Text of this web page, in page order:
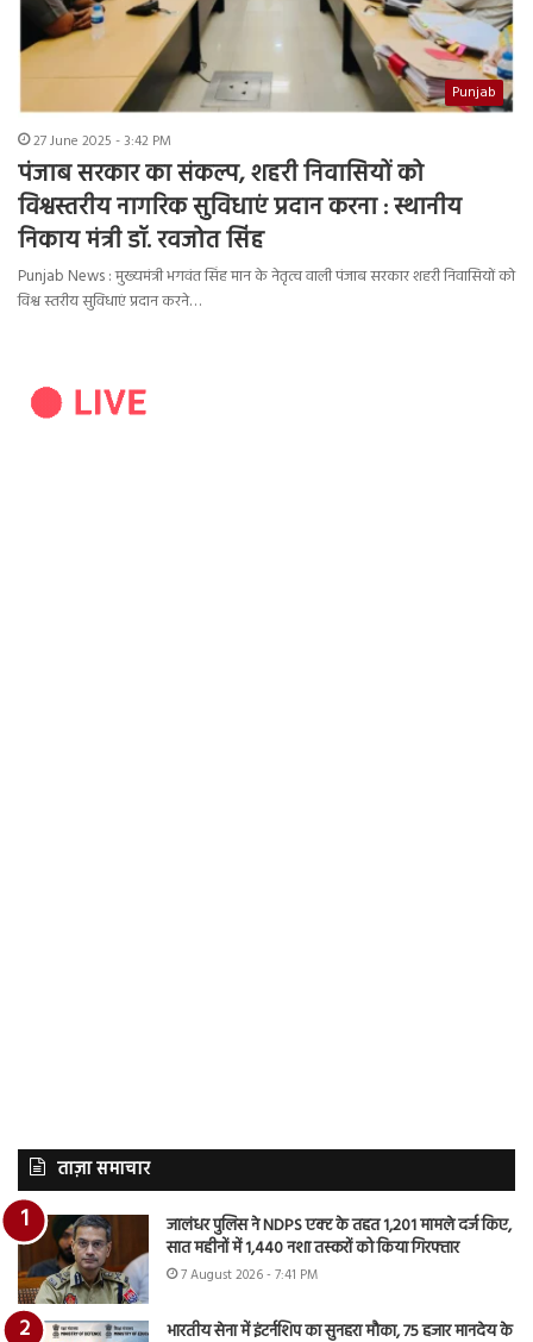
Punjab
27 June 2025 - 3:42 PM
पंजाब सरकार का संकल्प, शहरी निवासियों को
विश्वस्तरीय नागरिक सुविधाएं प्रदान करना : स्थानीय
निकाय मंत्री डॉ. रवजोत सिंह
Punjab News : मुख्यमंत्री भगवंत सिंह मान के नेतृत्व वाली पंजाब सरकार शहरी निवासियों को
विश्व स्तरीय सुविधाएं प्रदान करने…
ताज़ा समाचार
जालंधर पुलिस ने NDPS एक्ट के तहत 1,201 मामले दर्ज किए,
सात महीनों में 1,440 नशा तस्करों को किया गिरफ्तार
7 August 2026 - 7:41 PM
भारतीय सेना में इंटर्नशिप का सुनहरा मौका, 75 हजार मानदेय के